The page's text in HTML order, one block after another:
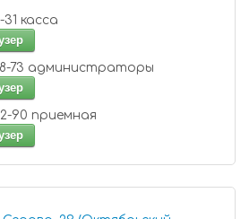
+7 (3952) 34-21-31 касса
+7 (3952) 20-38-73 администраторы
+7 (3952) 20-32-90 приемная